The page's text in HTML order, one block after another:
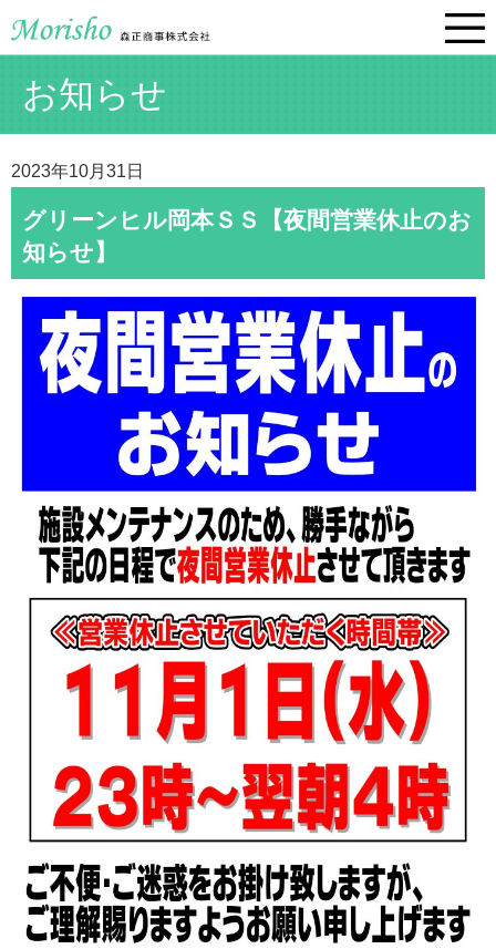
お知らせ
2023年10月31日
グリーンヒル岡本ＳＳ【夜間営業休止のお
知らせ】